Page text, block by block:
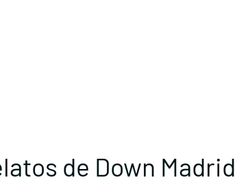
de Down Madrid